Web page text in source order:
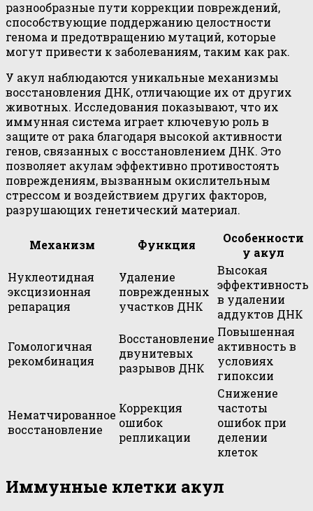
разнообразные пути коррекции повреждений,
способствующие поддержанию целостности
генома и предотвращению мутаций, которые
могут привести к заболеваниям, таким как рак.
У акул наблюдаются уникальные механизмы
восстановления ДНК, отличающие их от других
животных. Исследования показывают, что их
иммунная система играет ключевую роль в
защите от рака благодаря высокой активности
генов, связанных с восстановлением ДНК. Это
позволяет акулам эффективно противостоять
повреждениям, вызванным окислительным
стрессом и воздействием других факторов,
разрушающих генетический материал.
Механизм Функция
Особенности
у акул
Нуклеотидная
эксцизионная
репарация
Удаление
поврежденных
участков ДНК
Высокая
эффективность
в удалении
аддуктов ДНК
Гомологичная
рекомбинация
Восстановление
двунитевых
разрывов ДНК
Повышенная
активность в
условиях
гипоксии
Нематчированное
восстановление
Коррекция
ошибок
репликации
Снижение
частоты
ошибок при
делении
клеток
Иммунные клетки акул